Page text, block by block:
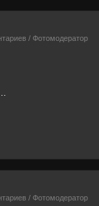
/ Фотомодератор
/ Фотомодератор